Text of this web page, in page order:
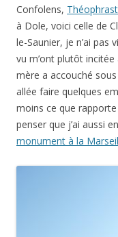
Confolens,
à Dole, voici celle de
le-Saunier, je n’ai pas
vu m’ont plutôt
mère a accouché
allée faire quelques
moins ce que
penser que j’ai aussi
monument à la